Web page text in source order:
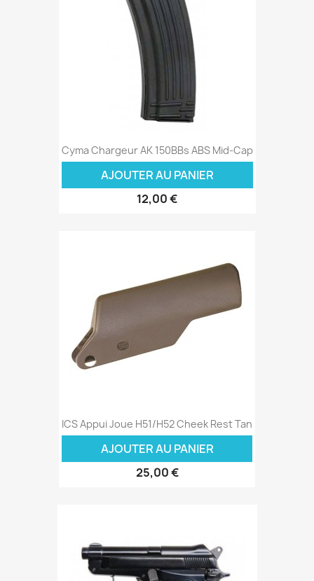
Cyma Chargeur AK 150BBs ABS Mid-Cap
AJOUTER AU PANIER
12,00 €
ICS Appui Joue H51/H52 Cheek Rest Tan
AJOUTER AU PANIER
25,00 €